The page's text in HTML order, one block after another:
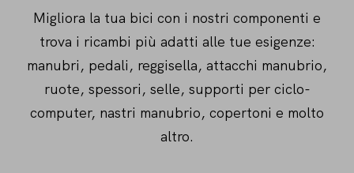
Migliora la tua bici con i nostri componenti e
trova i ricambi più adatti alle tue esigenze:
manubri, pedali, reggisella, attacchi manubrio,
ruote, spessori, selle, supporti per ciclo-
computer, nastri manubrio, copertoni e molto
altro.